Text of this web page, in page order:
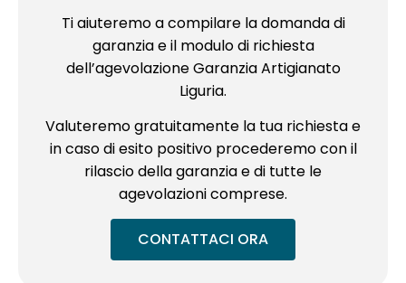
Ti aiuteremo a compilare la domanda di
garanzia e il modulo di richiesta
dell’agevolazione Garanzia Artigianato
Liguria.
Valuteremo gratuitamente la tua richiesta e
in caso di esito positivo procederemo con il
rilascio della garanzia e di tutte le
agevolazioni comprese.
CONTATTACI ORA